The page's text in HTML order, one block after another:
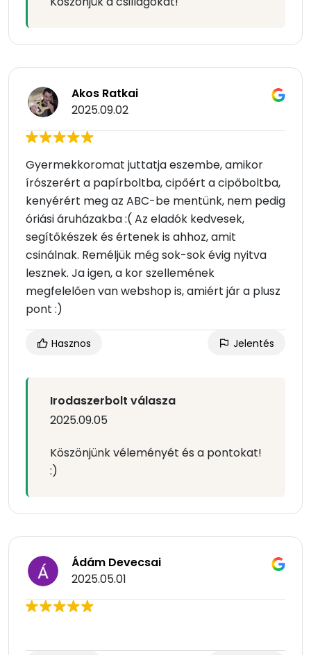
Akos Ratkai
2025.09.02
Gyermekkoromat juttatja eszembe, amikor
írószerért a papírboltba, cipőért a cipőboltba,
kenyérért meg az ABC-be mentünk, nem pedig
óriási áruházakba :( Az eladók kedvesek,
segítőkészek és értenek is ahhoz, amit
csinálnak. Reméljük még sok-sok évig nyitva
lesznek. Ja igen, a kor szellemének
megfelelően van webshop is, amiért jár a plusz
pont :)
Hasznos Jelentés
Irodaszerbolt válasza
2025.09.05
Köszönjünk véleményét és a pontokat!
:)
Ádám Devecsai
2025.05.01